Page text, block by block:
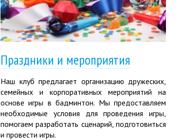
Праздники и мероприятия
Наш клуб предлагает организацию дружеских,
семейных и корпоративных мероприятий на
основе игры в бадминтон. Мы предоставляем
необходимые условия для проведения игры,
помогаем разработать сценарий, подготовиться
и провести игры.